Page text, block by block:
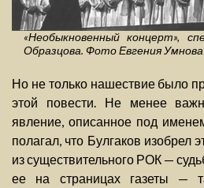
«Необыкновенный концерт»,
Образцова. Фото Евгения Умнова
Но не только нашествие было
этой повести. Не менее
явление, описанное под
полагал, что Булгаков
из существительного РОК —
ее на страницах газеты —